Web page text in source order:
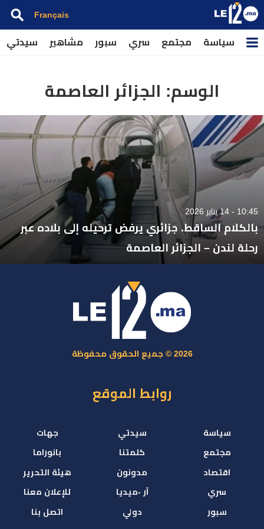
Français
سياسة مجتمع سري سبور مشاهير سيدتي
الوسم: الجزائر العاصمة
10:45 - 14 يناير 2026
بالكلام الساقط. جزائري يرفض ترحيله إلى بلاده عبر
رحلة لندن – الجزائر العاصمة
2026 © جميع الحقوق محفوظة
روابط الموقع
سياسة
مجتمع
اقتصاد
سري
سبور
سيدتي
كلمتنا
مدونون
آر -ميديا
دولي
جهات
بانوراما
هيئة التحرير
للإعلان معنا
اتصل بنا